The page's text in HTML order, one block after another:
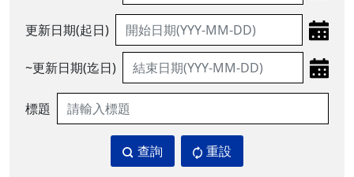
更新日期(起日)
~更新日期(迄日)
標題
查詢 重設